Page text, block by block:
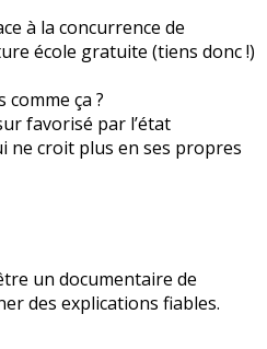
à la concurrence de
école gratuite (tiens donc !)
comme ça ?
favorisé par l’état
ne croit plus en ses propres
un documentaire de
des explications fiables.